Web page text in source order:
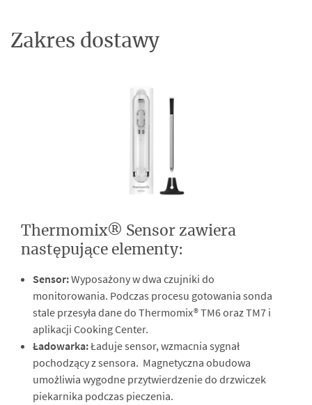
Zakres dostawy
Thermomix® Sensor zawiera
następujące elementy:
Sensor:Wyposażony w dwa czujniki do
monitorowania. Podczas procesu gotowania sonda
stale przesyła dane do Thermomix® TM6 oraz TM7 i
aplikacji Cooking Center.
Ładowarka:Ładuje sensor, wzmacnia sygnał
pochodzący z sensora. Magnetyczna obudowa
umożliwia wygodne przytwierdzenie do drzwiczek
piekarnika podczas pieczenia. ​